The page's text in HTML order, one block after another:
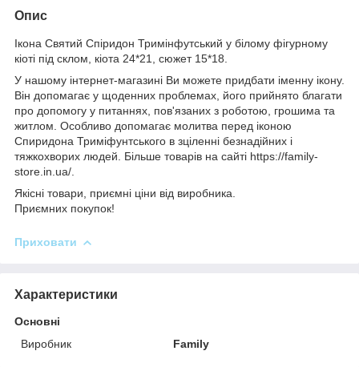
Опис
Ікона Святий Спіридон Тримінфутський у білому фігурному
кіоті під склом, кіота 24*21, сюжет 15*18.
У нашому інтернет-магазині Ви можете придбати іменну ікону.
Він допомагає у щоденних проблемах, його прийнято благати
про допомогу у питаннях, пов'язаних з роботою, грошима та
житлом. Особливо допомагає молитва перед іконою
Спиридона Триміфунтського в зціленні безнадійних і
тяжкохворих людей. Більше товарів на сайті https://family-
store.in.ua/.
Якісні товари, приємні ціни від виробника.
Приємних покупок!
Приховати
Характеристики
Основні
Виробник
Family